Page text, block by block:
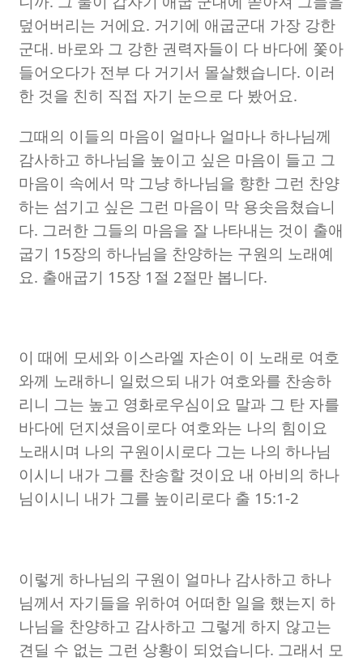
덮어버리는 거에요. 거기에 애굽군대 가장 강한
군대. 바로와 그 강한 권력자들이 다 바다에 쫓아
들어오다가 전부 다 거기서 몰살했습니다. 이러
한 것을 친히 직접 자기 눈으로 다 봤어요.
그때의 이들의 마음이 얼마나 얼마나 하나님께
감사하고 하나님을 높이고 싶은 마음이 들고 그
마음이 속에서 막 그냥 하나님을 향한 그런 찬양
하는 섬기고 싶은 그런 마음이 막 용솟음쳤습니
다. 그러한 그들의 마음을 잘 나타내는 것이 출애
굽기 15장의 하나님을 찬양하는 구원의 노래예
요. 출애굽기 15장 1 절 2절만 봅니다.
이 때에 모세와 이스라엘 자손이 이 노래로 여호
와께 노래하니 일렀으되 내가 여호와를 찬송하
리니 그는 높고 영화로우심이요 말과 그 탄 자를
바다에 던지셨음이로다 여호와는 나의 힘이요
노래시며 나의 구원이시로다 그는 나의 하나님
이시니 내가 그를 찬송할 것이요 내 아비의 하나
님이시니 내가 그를 높이리로다 출 15:1-2
이렇게 하나님의 구원이 얼마나 감사하고 하나
님께서 자기들을 위하여 어떠한 일을 했는지 하
나님을 찬양하고 감사하고 그렇게 하지 않고는
견딜 수 없는 그런 상황이 되었습니다. 그래서 모